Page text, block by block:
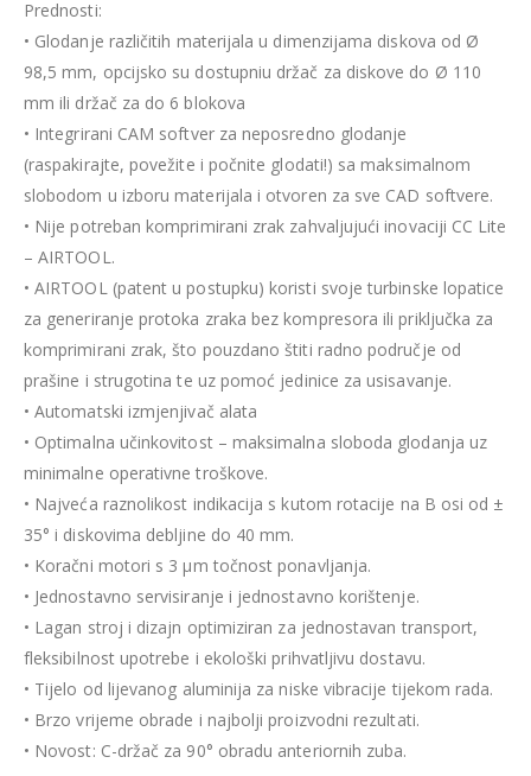
Prednosti:
• Glodanje različitih materijala u dimenzijama diskova od Ø
98,5 mm, opcijsko su dostupniu držač za diskove do Ø 110
mm ili držač za do 6 blokova
• Integrirani CAM softver za neposredno glodanje
(raspakirajte, povežite i počnite glodati!) sa maksimalnom
slobodom u izboru materijala i otvoren za sve CAD softvere.
• Nije potreban komprimirani zrak zahvaljujući inovaciji CC Lite
– AIRTOOL.
• AIRTOOL (patent u postupku) koristi svoje turbinske lopatice
za generiranje protoka zraka bez kompresora ili priključka za
komprimirani zrak, što pouzdano štiti radno područje od
prašine i strugotina te uz pomoć jedinice za usisavanje.
• Automatski izmjenjivač alata
• Optimalna učinkovitost – maksimalna sloboda glodanja uz
minimalne operativne troškove.
• Najveća raznolikost indikacija s kutom rotacije na B osi od ±
35° i diskovima debljine do 40 mm.
• Koračni motori s 3 μm točnost ponavljanja.
• Jednostavno servisiranje i jednostavno korištenje.
• Lagan stroj i dizajn optimiziran za jednostavan transport,
fleksibilnost upotrebe i ekološki prihvatljivu dostavu.
• Tijelo od lijevanog aluminija za niske vibracije tijekom rada.
• Brzo vrijeme obrade i najbolji proizvodni rezultati.
• Novost: C-držač za 90° obradu anteriornih zuba.